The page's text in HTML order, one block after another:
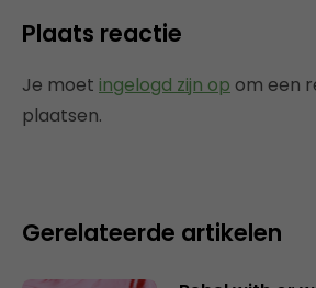
Plaats reactie
Je moet ingelogd zijn op om een
plaatsen.
Gerelateerde artikelen